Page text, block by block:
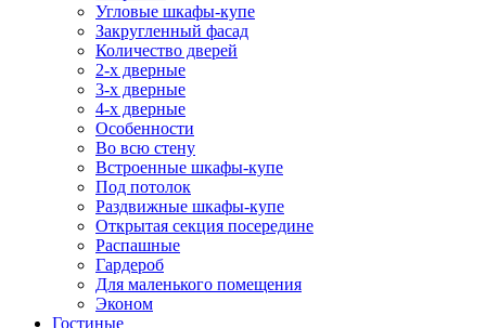
Угловые шкафы-купе
Закругленный фасад
Количество дверей
2-х дверные
3-х дверные
4-х дверные
Особенности
Во всю стену
Встроенные шкафы-купе
Под потолок
Раздвижные шкафы-купе
Открытая секция посередине
Распашные
Гардероб
Для маленького помещения
Эконом
Гостиные